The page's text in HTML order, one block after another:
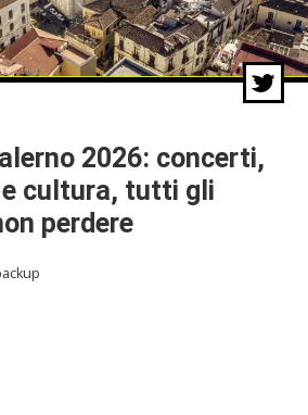
2026: concerti,
cultura, tutti gli
perdere